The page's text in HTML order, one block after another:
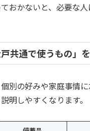
おかないと、必要な人
共通で使うもの」
別の好みや家庭事情
明しやすくなります。